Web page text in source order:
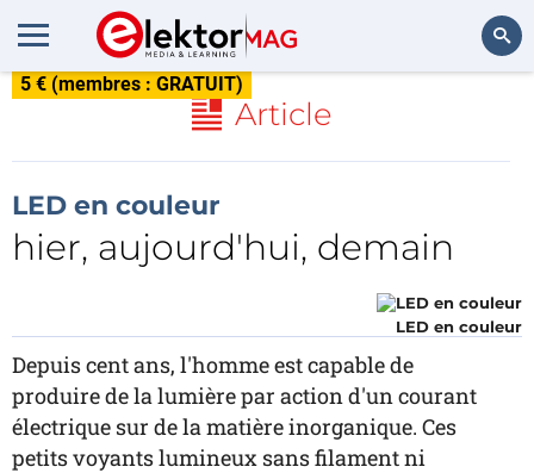
5 € (membres : GRATUIT)
Article
LED en couleur
hier, aujourd'hui, demain
LED en couleur
Depuis cent ans, l'homme est capable de
produire de la lumière par action d'un courant
électrique sur de la matière inorganique. Ces
petits voyants lumineux sans filament ni